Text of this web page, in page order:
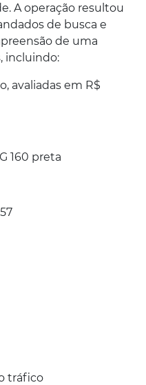
A operação resultou
de busca e
de uma
incluindo:
avaliadas em R$
160 preta
tráfico